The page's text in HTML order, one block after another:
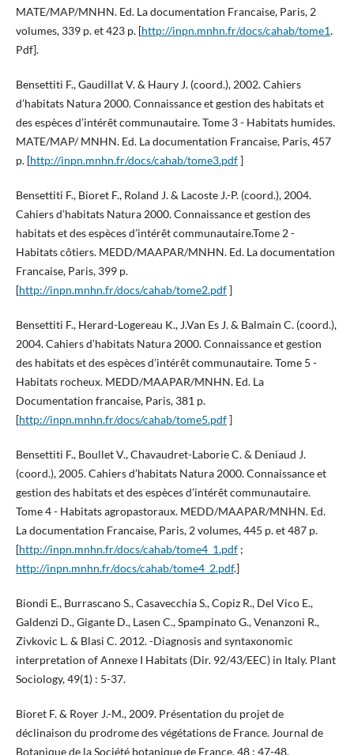
MATE/MAP/MNHN. Ed. La documentation Francaise, Paris, 2
volumes, 339 p. et 423 p. [http://inpn.mnhn.fr/docs/cahab/tome1.
Pdf].
Bensettiti F., Gaudillat V. & Haury J. (coord.), 2002. Cahiers
d’habitats Natura 2000. Connaissance et gestion des habitats et
des espèces d’intérêt communautaire. Tome 3 - Habitats humides.
MATE/MAP/ MNHN. Ed. La documentation Francaise, Paris, 457
p. [http://inpn.mnhn.fr/docs/cahab/tome3.pdf]
Bensettiti F., Bioret F., Roland J. & Lacoste J.-P. (coord.), 2004.
Cahiers d’habitats Natura 2000. Connaissance et gestion des
habitats et des espèces d’intérêt communautaire.Tome 2 -
Habitats côtiers. MEDD/MAAPAR/MNHN. Ed. La documentation
Francaise, Paris, 399 p.
[http://inpn.mnhn.fr/docs/cahab/tome2.pdf]
Bensettiti F., Herard-Logereau K., J.Van Es J. & Balmain C. (coord.),
2004. Cahiers d’habitats Natura 2000. Connaissance et gestion
des habitats et des espèces d’intérêt communautaire. Tome 5 -
Habitats rocheux. MEDD/MAAPAR/MNHN. Ed. La
Documentation francaise, Paris, 381 p.
[http://inpn.mnhn.fr/docs/cahab/tome5.pdf]
Bensettiti F., Boullet V., Chavaudret-Laborie C. & Deniaud J.
(coord.), 2005. Cahiers d’habitats Natura 2000. Connaissance et
gestion des habitats et des espèces d’intérêt communautaire.
Tome 4 - Habitats agropastoraux. MEDD/MAAPAR/MNHN. Ed.
La documentation Francaise, Paris, 2 volumes, 445 p. et 487 p.
[http://inpn.mnhn.fr/docs/cahab/tome4_1.pdf;
http://inpn.mnhn.fr/docs/cahab/tome4_2.pdf.]
Biondi E., Burrascano S., Casavecchia S., Copiz R., Del Vico E.,
Galdenzi D., Gigante D., Lasen C., Spampinato G., Venanzoni R.,
Zivkovic L. & Blasi C. 2012. -Diagnosis and syntaxonomic
interpretation of Annexe I Habitats (Dir. 92/43/EEC) in Italy. Plant
Sociology, 49(1) : 5-37.
Bioret F. & Royer J.-M., 2009. Présentation du projet de
déclinaison du prodrome des végétations de France. Journal de
Botanique de la Société botanique de France, 48 : 47-48.